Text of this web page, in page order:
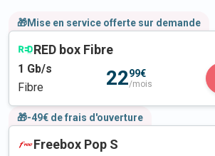
🎁Mise en service offerte sur demande
RED box Fibre
1 Gb/s
Fibre
2299€
/mois
🎁-49€ de frais d'ouverture
Freebox Pop S